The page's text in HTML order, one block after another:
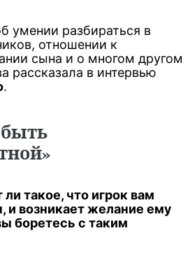
умении разбираться в
отношении к
сына и о многом другом
рассказала в интервью
.
такое, что игрок вам
и возникает желание ему
боретесь с таким